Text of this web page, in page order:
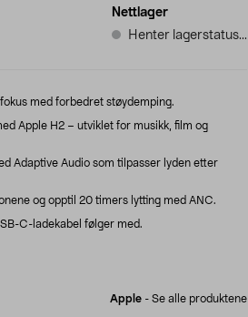
Nettlager
Henter lagerstatus...
med forbedret støydemping.
Apple H2 – utviklet for musikk, film og
Adaptive Audio som tilpasser lyden etter
og opptil 20 timers lytting med ANC.
C-ladekabel følger med.
Apple - Se alle produktene